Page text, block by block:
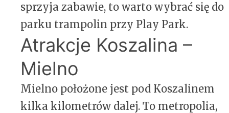
sprzyja zabawie, to warto wybrać się do
parku trampolin przy Play Park.
Atrakcje Koszalina –
Mielno
Mielno położone jest pod Koszalinem
kilka kilometrów dalej. To metropolia,